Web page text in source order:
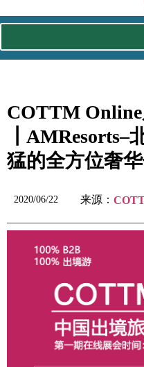
COTTM
┃AMResorts–
猛的全方位奢
2020/06/22 来源：